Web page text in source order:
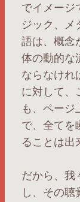
でイメージ
ジック、メ
語は、概念
体の動的な
ならなけれ
に対して、
も、ペー
で、全てを
ることは出
だから、我
し、その